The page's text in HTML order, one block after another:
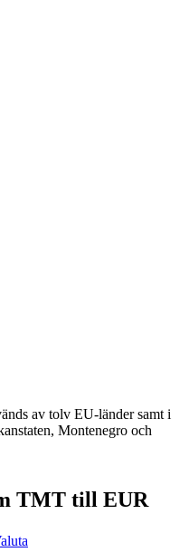
av tolv EU-länder samt i
Montenegro och
TMT till EUR